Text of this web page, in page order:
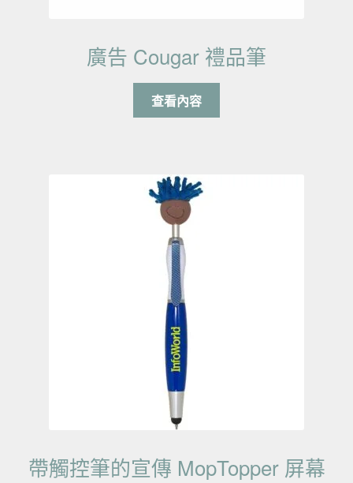
廣告 Cougar 禮品筆
查看內容
帶觸控筆的宣傳 MopTopper 屏幕